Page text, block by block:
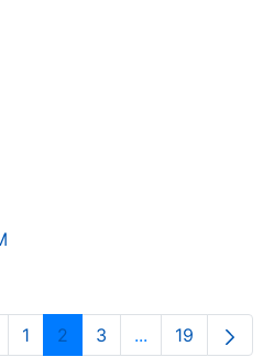
Page
1 Page
2 Page
3 ...Intermediate
Page
19